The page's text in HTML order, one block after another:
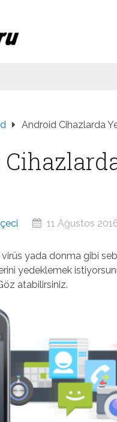
Android Cihazlarda
11 Ağustos
virüs yada donma gibi
yedeklemek
atabilirsiniz.